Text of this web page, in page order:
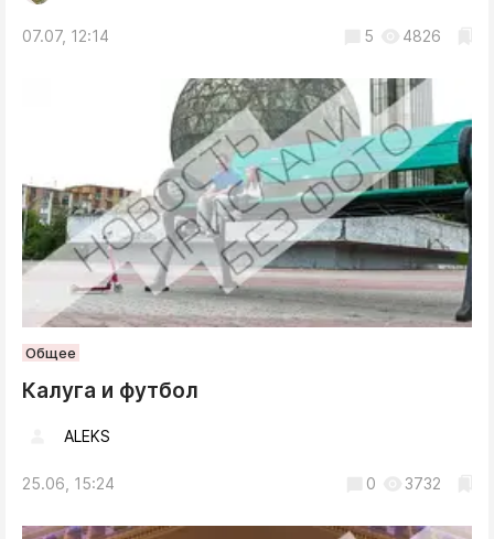
07.07, 12:14 5 4826
Общее
Калуга и футбол
ALEKS
25.06, 15:24 0 3732